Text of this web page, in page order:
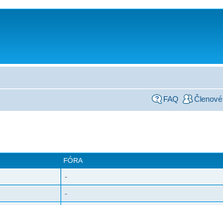
FAQ Členové
FÓRA
-
-